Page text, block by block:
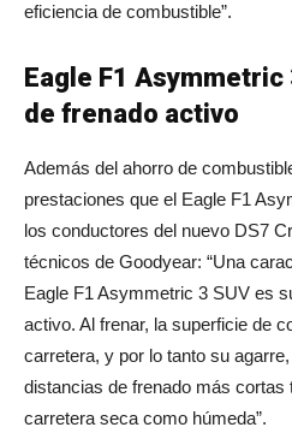
eficiencia de combustible”.
Eagle F1
de frenado activo
Además del ahorro de
prestaciones que el Eagle F1
los conductores del nuevo DS7
técnicos de Goodyear: “Una
Eagle F1 Asymmetric 3 SUV es
activo. Al frenar, la superficie de
carretera, y por lo tanto su
distancias de frenado más cortas
carretera seca como húmeda”.